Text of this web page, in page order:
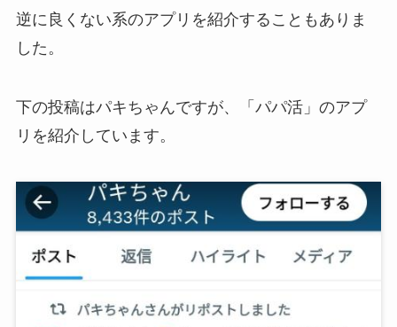
逆に良くない系のアプリを紹介することもありま
した。
下の投稿はパキちゃんですが、「パパ活」のアプ
リを紹介しています。